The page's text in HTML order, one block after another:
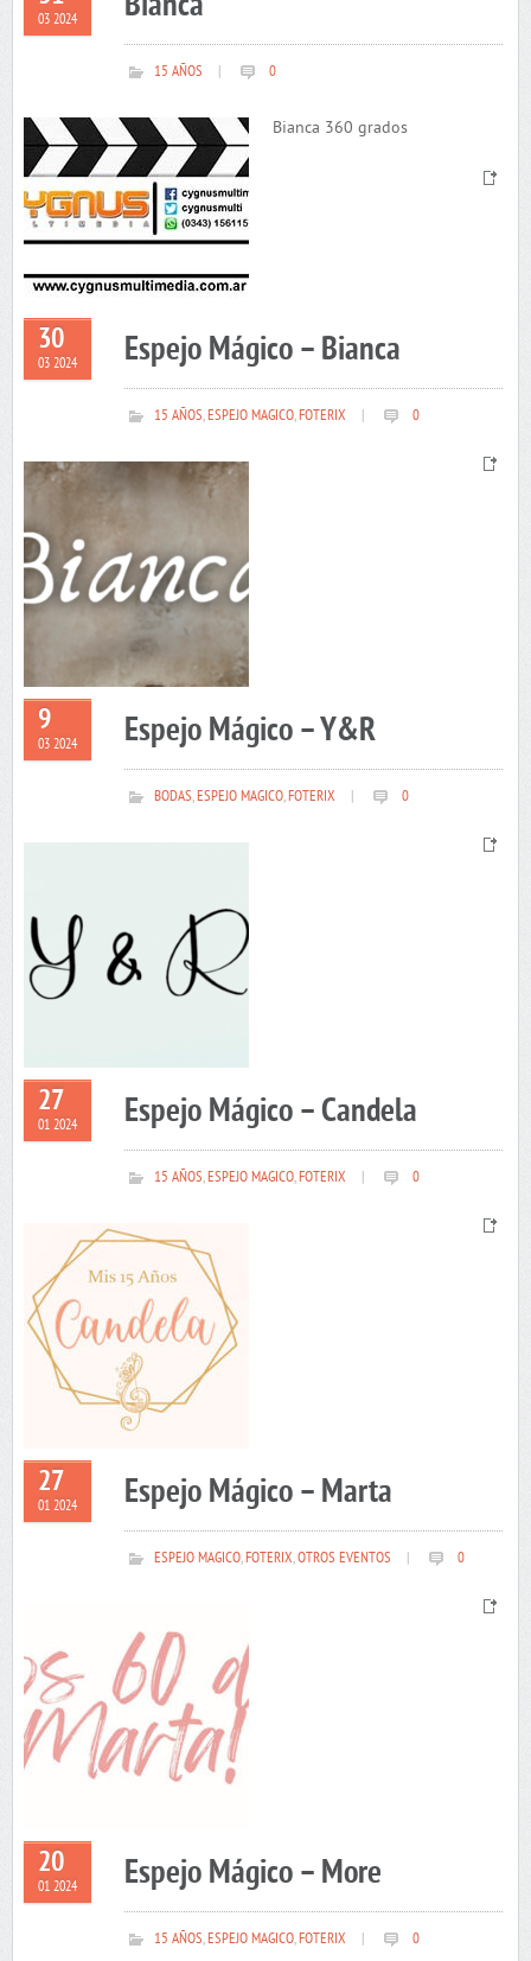
03 2024
15 AÑOS 0
Bianca 360 grados
30
03 2024 Espejo Mágico – Bianca
15 AÑOS,ESPEJO MAGICO,FOTERIX 0
9
03 2024 Espejo Mágico – Y&R
BODAS,ESPEJO MAGICO,FOTERIX 0
27
01 2024 Espejo Mágico – Candela
15 AÑOS,ESPEJO MAGICO,FOTERIX 0
27
01 2024 Espejo Mágico – Marta
ESPEJO MAGICO,FOTERIX,OTROS EVENTOS 0
20
01 2024 Espejo Mágico – More
15 AÑOS,ESPEJO MAGICO,FOTERIX 0